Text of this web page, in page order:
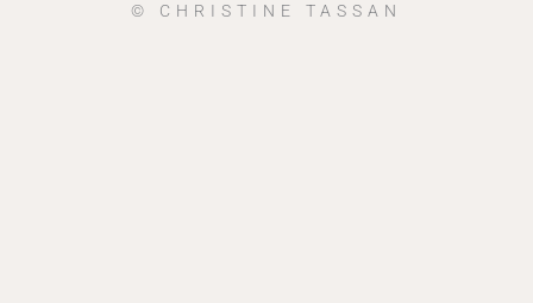
© CHRISTINE TASSAN